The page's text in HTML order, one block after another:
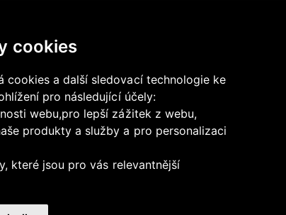
cookies
cookies a další sledovací technologie ke
pro následující účely:
webu,pro lepší zážitek z webu,
produkty a služby a pro personalizaci
které jsou pro vás relevantnější
pro přibližně 90 osob, ideální pro
konference, prezentace, školení,
semináře, nebo společenské akce.